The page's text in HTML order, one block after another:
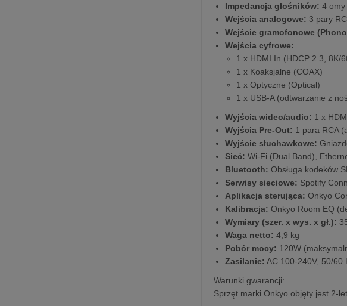
Impedancja głośników: 4
Wejścia analogowe: 3 pary
Wejście gramofonowe
Wejścia cyfrowe:
1 x HDMI In (HDCP 2.3, 8K/
1 x Koaksjalne (COAX)
1 x Optyczne (Optical)
1 x USB-A (odtwarzanie z
Wyjścia wideo/audio: 1 x
Wyjścia Pre-Out: 1 para RCA
Wyjście słuchawkowe:
Sieć: Wi-Fi (Dual Band),
Bluetooth: Obsługa kodeków
Serwisy sieciowe: Spotify
Aplikacja sterująca: Onkyo
Kalibracja: Onkyo Room EQ
Wymiary (szer. x wys. x gł.):
Waga netto: 4,9 kg
Pobór mocy: 120W
Zasilanie: AC 100-240V, 50/60
Warunki gwarancji:
Sprzęt marki Onkyo objęty jest 2-